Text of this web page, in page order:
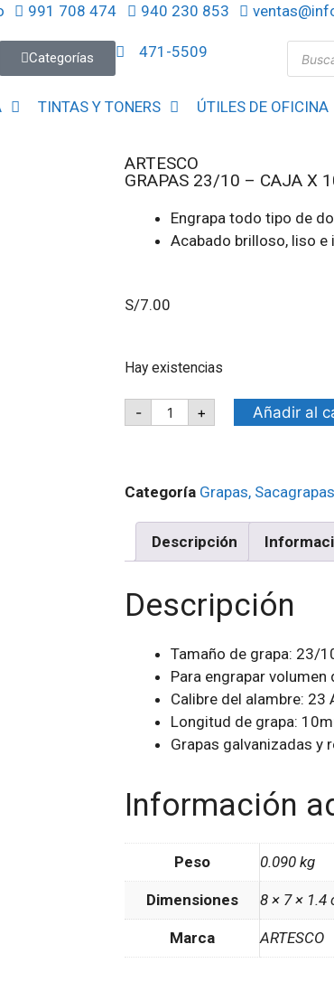
991 708 474 940 230 853
Categorías 471-5509
TINTAS Y TONERS ÚTILES DE OFICINA
ARTESCO
GRAPAS 23/10 – CAJA X
Engrapa todo tipo de
Acabado brilloso, liso e
S/7.00
Hay existencias
- + Añadir al
Categoría Grapas, Sacagrapas
Descripción
Descripción
Tamaño de grapa: 23/
Para engrapar
Calibre del alambre:
Longitud de grapa:
Grapas galvanizadas y
Información
Peso 0.090 kg
Dimensiones 8 × 7 × 1.4
Marca ARTESCO